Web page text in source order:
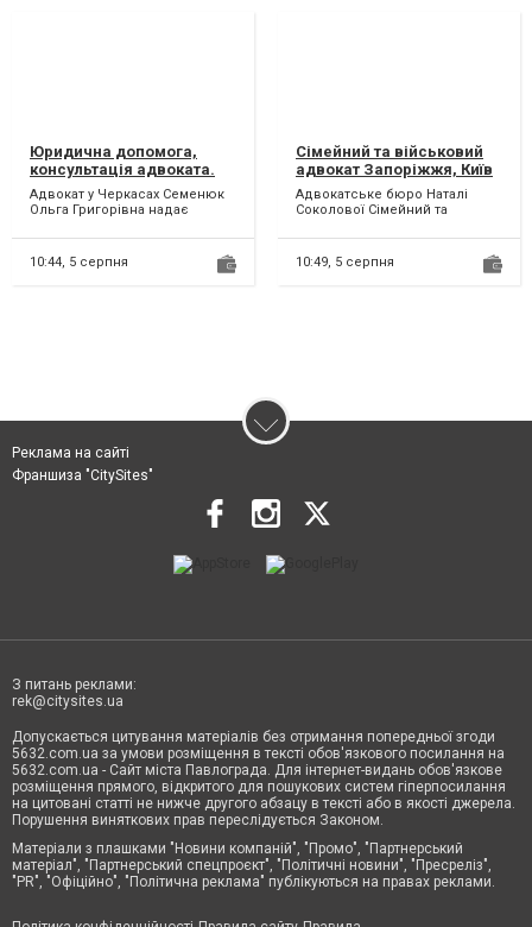
Юридична допомога,
консультація адвоката.
Адвокат у Черкасах Семенюк
Ольга Григорівна надає
консультацію та супровід з...
10:44, 5 серпня
Сімейний та військовий
адвокат Запоріжжя, Київ
Адвокатське бюро Наталі
Соколової Сімейний та
Запоріжжя, Київ Коли життя
ст...
10:49, 5 серпня
Реклама на сайті
Франшиза "CitySites"
З питань реклами:
rek@citysites.ua
Допускається цитування матеріалів без отримання попередньої згоди
5632.com.ua за умови розміщення в тексті обов'язкового посилання на
5632.com.ua - Сайт міста Павлограда. Для інтернет-видань обов'язкове
розміщення прямого, відкритого для пошукових систем гіперпосилання
на цитовані статті не нижче другого абзацу в тексті або в якості джерела.
Порушення виняткових прав переслідується Законом.
Матеріали з плашками "Новини компаній", "Промо", "Партнерський
матеріал", "Партнерський спецпроєкт", "Політичні новини", "Пресреліз",
"PR", "Офіційно", "Політична реклама" публікуються на правах реклами.